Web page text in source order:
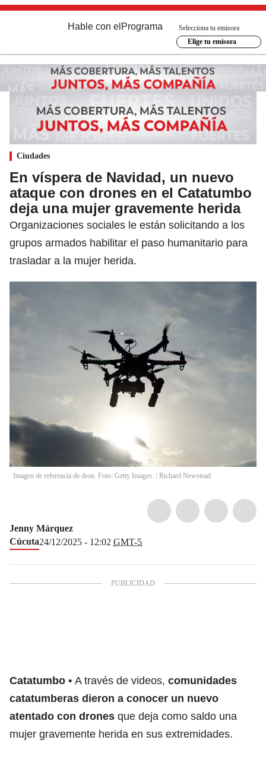
Hable con el Programa
Selecciona tu emisora
Elige tu emisora
Ciudades
En víspera de Navidad, un nuevo
ataque con drones en el Catatumbo
deja una mujer gravemente herida
Organizaciones sociales le están solicitando a los
grupos armados habilitar el paso humanitario para
trasladar a la mujer herida.
Imagen de referencia de dron. Foto: Getty Images. / Richard Newstead
Jenny Márquez
Cúcuta24/12/2025 - 12:02 GMT-5
Catatumbo A través de videos, comunidades
catatumberas dieron a conocer un nuevo
atentado con drones que deja como saldo una
mujer gravemente herida en sus extremidades.